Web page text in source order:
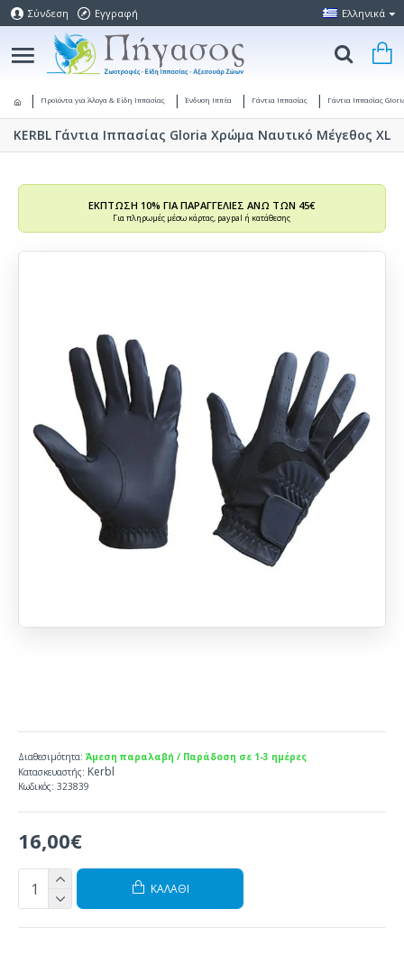
Σύνδεση Εγγραφή Ελληνικά
Προϊόντα για Άλογα & Είδη Ιππασίας Ένδυση Ιππέα Γάντια Ιππασίας Γάντια Ιππασίας
KERBL Γάντια Ιππασίας Gloria Χρώμα Ναυτικό Μέγεθος XL
ΕΚΠΤΩΣΗ 10% ΓΙΑ ΠΑΡΑΓΓΕΛΙΕΣ ΑΝΩ ΤΩΝ 45€
Για πληρωμές μέσω κάρτας, paypal ή κατάθεσης
16,00€
Διαθεσιμότητα: Άμεση παραλαβή / Παράδοση σε 1-3 ημέρες
Κατασκευαστής: Kerbl
Κωδικός: 323839
ΚΑΛΆΘΙ